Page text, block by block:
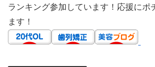
ランキング参加しています！応援にポ
ます！